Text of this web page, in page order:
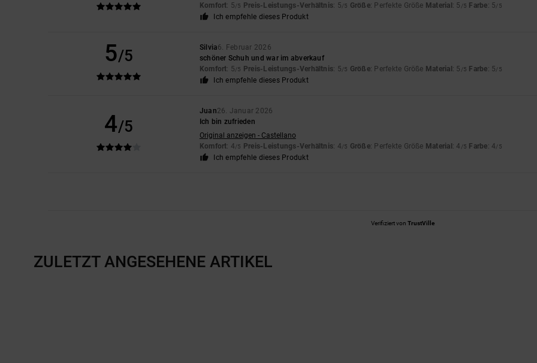
Komfort: 5/5 Preis-Leistungs-Verhältnis: 5/5 Größe: Perfekte Größe Material : 5 /5 Farbe: 5/5
Ich empfehle dieses Produkt
5/5 Silvia6. Februar 2026
schöner Schuh und war im abverkauf
Komfort: 5/5 Preis-Leistungs-Verhältnis: 5/5 Größe: Perfekte Größe Material : 5 /5 Farbe: 5/5
Ich empfehle dieses Produkt
4/5
Juan26. Januar 2026
Ich bin zufrieden
Original anzeigen - Castellano
Komfort: 4/5 Preis-Leistungs-Verhältnis: 4/5 Größe: Perfekte Größe Material : 4 /5 Farbe: 4/5
Ich empfehle dieses Produkt
Verifiziert von TrustVille
ZULETZT ANGESEHENE ARTIKEL